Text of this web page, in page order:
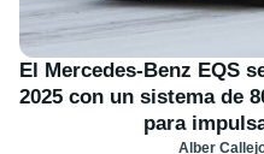
El Mercedes-Benz EQS
2025 con un sistema de
para
Alber